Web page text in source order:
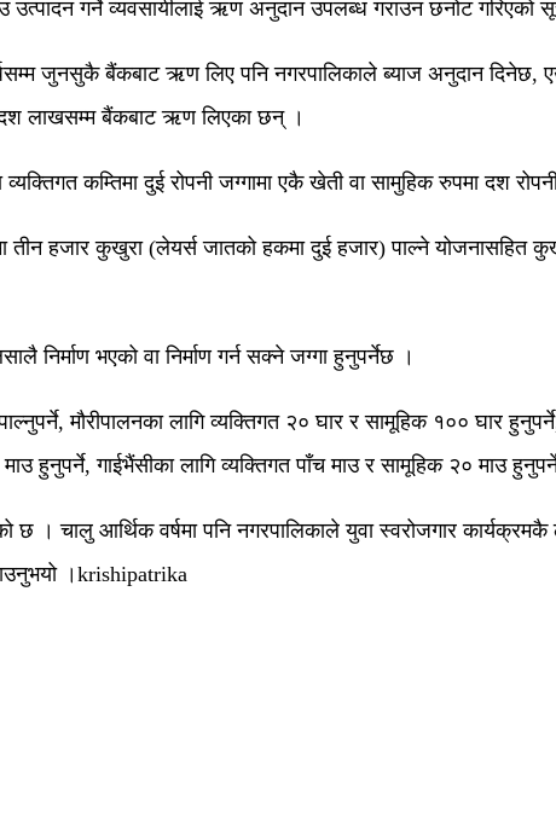
उत्पादन गर्ने व्यवसायीलाई ऋण अनुदान उपलब्ध गराउन छनोट गरिएको
जुनसुकै बैंकबाट ऋण लिए पनि नगरपालिकाले ब्याज अनुदान दिनेछ,
दश लाखसम्म बैंकबाट ऋण लिएका छन् ।
कम्तिमा दुई रोपनी जग्गामा एकै खेती वा सामुहिक रुपमा दश
तीन हजार कुखुरा (लेयर्स जातको हकमा दुई हजार) पाल्ने योजनासहित
निर्माण भएको वा निर्माण गर्न सक्ने जग्गा हुनुपर्नेछ ।
मौरीपालनका लागि व्यक्तिगत २० घार र सामूहिक १०० घार
हुनुपर्ने, गाईभैंसीका लागि व्यक्तिगत पाँच माउ र सामूहिक २० माउ
छ । चालु आर्थिक वर्षमा पनि नगरपालिकाले युवा स्वरोजगार
।krishipatrika